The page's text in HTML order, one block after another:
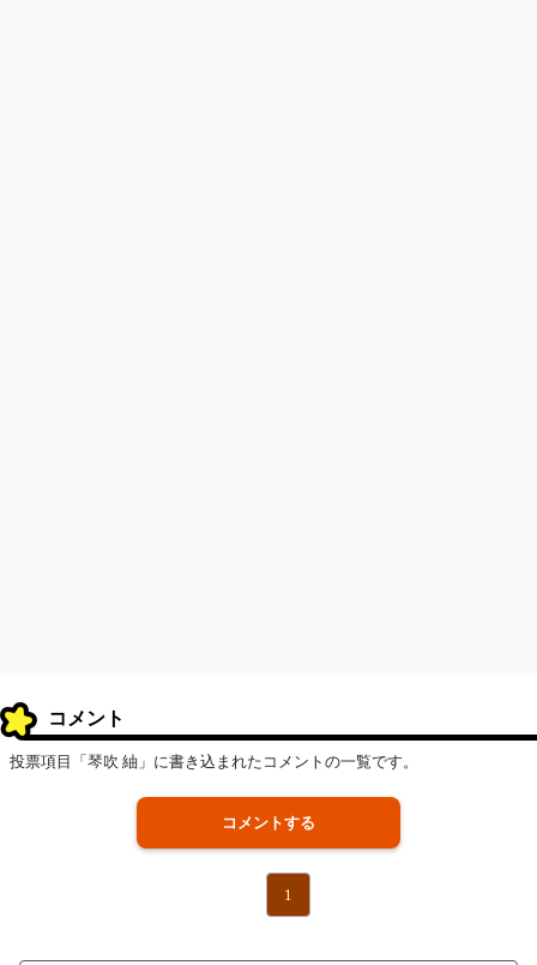
コメント
投票項目「琴吹 紬」に書き込まれたコメントの一覧です。
コメントする
1